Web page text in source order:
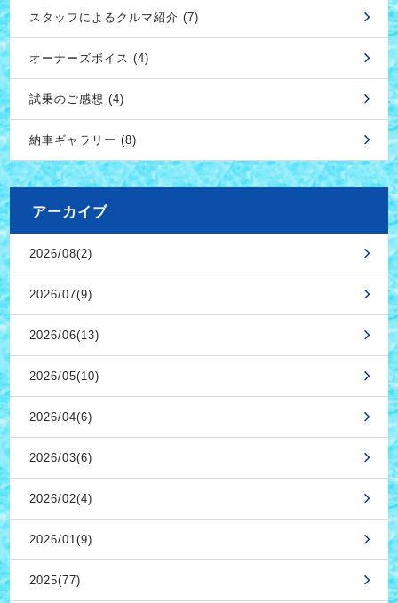
スタッフによるクルマ紹介 (7)
オーナーズボイス (4)
試乗のご感想 (4)
納車ギャラリー (8)
アーカイブ
2026/08(2)
2026/07(9)
2026/06(13)
2026/05(10)
2026/04(6)
2026/03(6)
2026/02(4)
2026/01(9)
2025(77)